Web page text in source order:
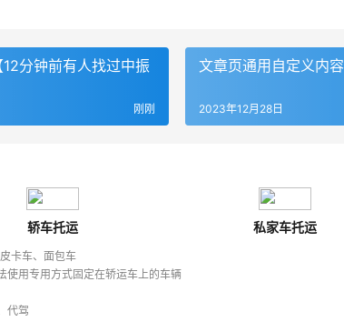
分钟前有人找过中振
刚刚
文章页通用自定义内容
2023年12月28日
轿车托运 私家车托运
卡车、面包车
使用专用方式固定在轿运车上的车辆
代驾